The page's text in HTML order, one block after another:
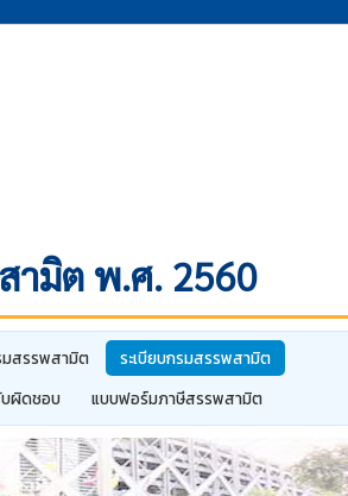
ามิต พ.ศ. 2560
มสรรพสามิต
ระเบียบกรมสรรพสามิต
บผิดชอบ แบบฟอร์มภาษีสรรพสามิต